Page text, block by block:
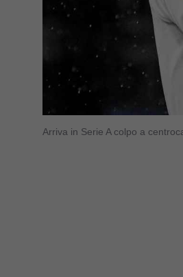
Arriva in Serie A colpo a